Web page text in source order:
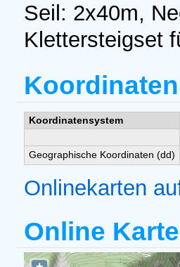
Seil: 2x40m,
Klettersteigset
Koordinatensystem
Geographische Koordinaten (dd)
Onlinekarten
Online